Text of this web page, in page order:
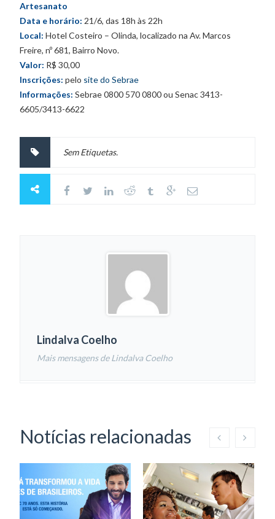
Artesanato
Data e horário:21/6, das 18h às 22h
Local: Hotel Costeiro – Olinda, localizado na Av. Marcos
Freire, nº 681, Bairro Novo.
Valor: R$ 30,00
Inscrições: pelo site do Sebrae
Informações: Sebrae 0800 570 0800 ou Senac 3413-
6605/3413-6622
Sem Etiquetas.
Lindalva Coelho
Mais mensagens de Lindalva Coelho
Notícias relacionadas